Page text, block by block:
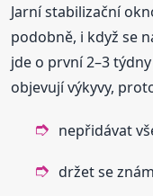
Jarní stabilizační
podobně, i když se
jde o první 2–3
objevují výkyvy,
nepřidávat
držet se